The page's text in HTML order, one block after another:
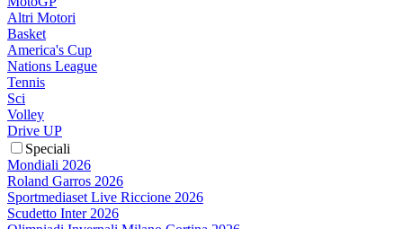
Altri Motori
Basket
America's Cup
Nations League
Tennis
Sci
Volley
Drive UP
Speciali
Mondiali 2026
Roland Garros 2026
Sportmediaset Live Riccione 2026
Scudetto Inter 2026